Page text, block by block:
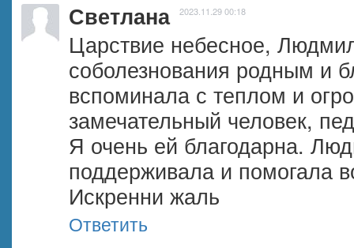
Светлана 2023.11.29 00:18
Царствие небесное,
соболезнования родным и
вспоминала с теплом и
замечательный человек,
Я очень ей благодарна.
поддерживала и помогала
Искренни жаль
Ответить